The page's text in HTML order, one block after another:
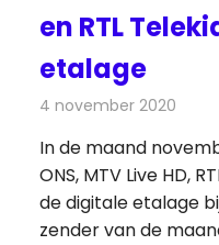
en RTL
etalage
4 november 2020
In de maand
ONS, MTV Live HD,
de digitale etalage
zender van de